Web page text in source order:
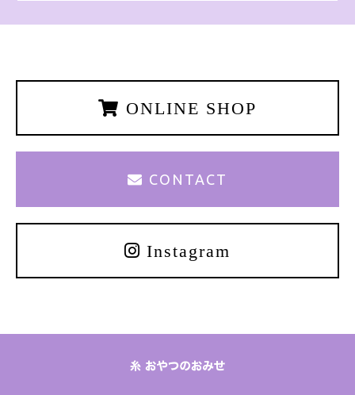
ONLINE SHOP
CONTACT
Instagram